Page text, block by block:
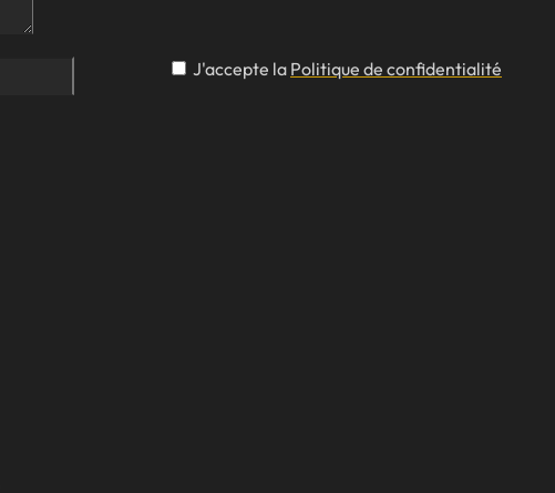
J'accepte la Politique de confidentialité